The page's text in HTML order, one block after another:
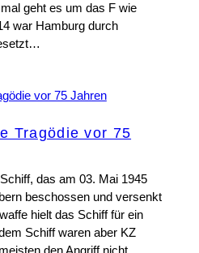
geht es um das F wie
war Hamburg durch
Tragödie vor 75
das am 03. Mai 1945
beschossen und versenkt
hielt das Schiff für ein
Schiff waren aber KZ